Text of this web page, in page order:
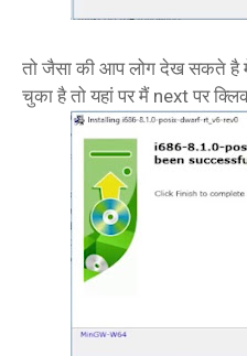
तो जैसा की आप लोग देख सकते है
चुका है तो यहां पर मैं next पर